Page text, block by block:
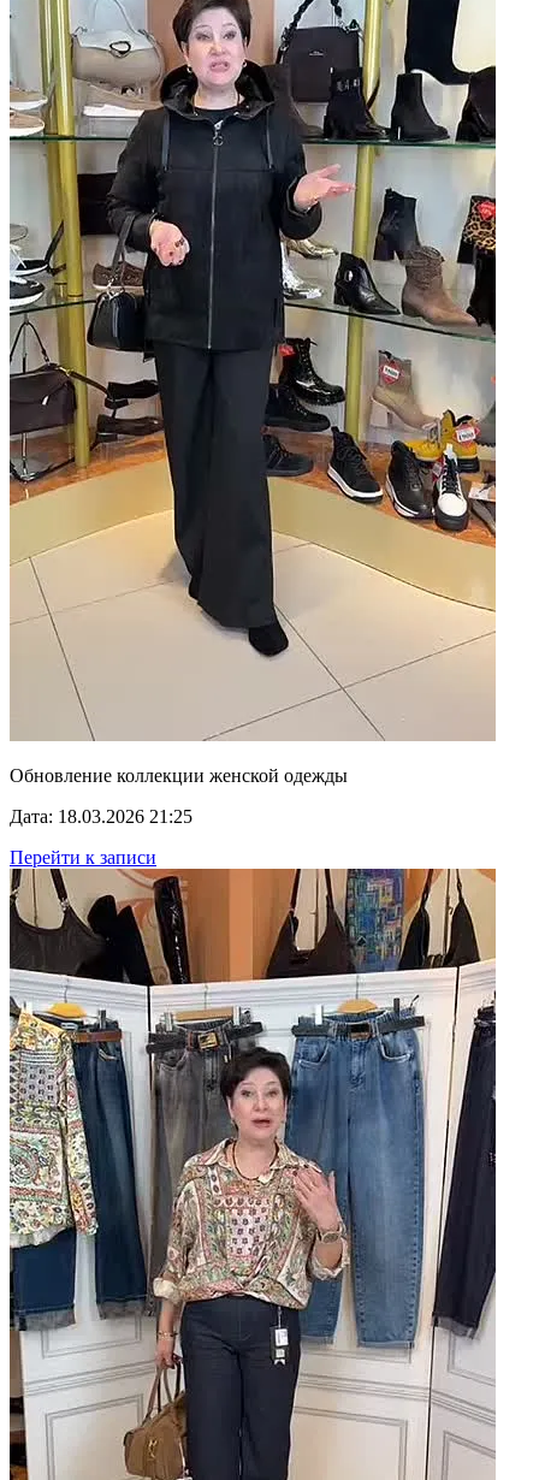
Обновление коллекции женской одежды
Дата: 18.03.2026 21:25
Перейти к записи